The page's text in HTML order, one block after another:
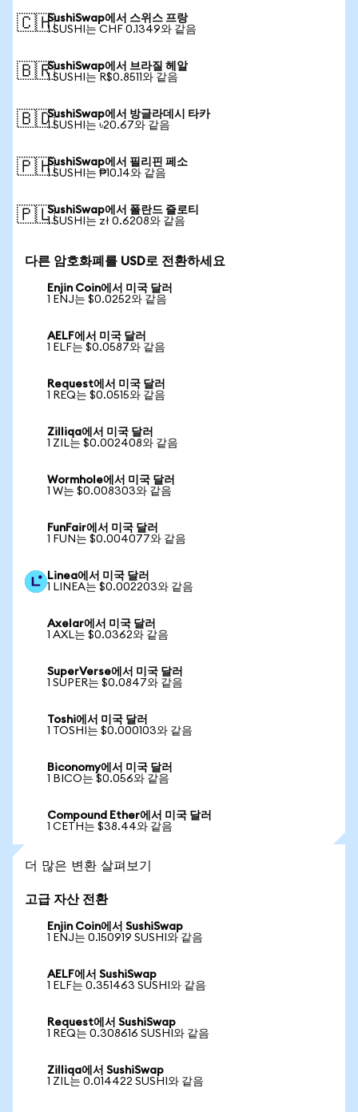
🇨🇭SushiSwap에서 스위스 프랑
1 SUSHI는 CHF 0.1349와 같음
🇧🇷SushiSwap에서 브라질 헤알
1 SUSHI는 R$0.8511와 같음
🇧🇩SushiSwap에서 방글라데시 타카
1 SUSHI는 ৳20.67와 같음
🇵🇭SushiSwap에서 필리핀 페소
1 SUSHI는 ₱10.14와 같음
🇵🇱SushiSwap에서 폴란드 즐로티
1 SUSHI는 zł 0.6208와 같음
다른 암호화폐를 USD로 전환하세요
Enjin Coin에서 미국 달러
1 ENJ는 $0.0252와 같음
AELF에서 미국 달러
1 ELF는 $0.0587와 같음
Request에서 미국 달러
1 REQ는 $0.0515와 같음
Zilliqa에서 미국 달러
1 ZIL는 $0.002408와 같음
Wormhole에서 미국 달러
1 W는 $0.008303와 같음
FunFair에서 미국 달러
1 FUN는 $0.004077와 같음
Linea에서 미국 달러
1 LINEA는 $0.002203와 같음
Axelar에서 미국 달러
1 AXL는 $0.0362와 같음
SuperVerse에서 미국 달러
1 SUPER는 $0.0847와 같음
Toshi에서 미국 달러
1 TOSHI는 $0.000103와 같음
Biconomy에서 미국 달러
1 BICO는 $0.056와 같음
Compound Ether에서 미국 달러
1 CETH는 $38.44와 같음
더 많은 변환 살펴보기
고급 자산 전환
Enjin Coin에서 SushiSwap
1 ENJ는 0.150919 SUSHI와 같음
AELF에서 SushiSwap
1 ELF는 0.351463 SUSHI와 같음
Request에서 SushiSwap
1 REQ는 0.308616 SUSHI와 같음
Zilliqa에서 SushiSwap
1 ZIL는 0.014422 SUSHI와 같음